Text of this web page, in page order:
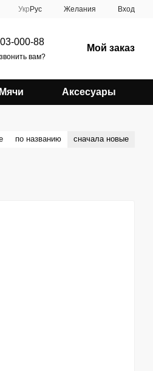
Укр Рус Желания Вход
000-88
вам?
Мой заказ
Мячи Аксесуары
по названию сначала новые